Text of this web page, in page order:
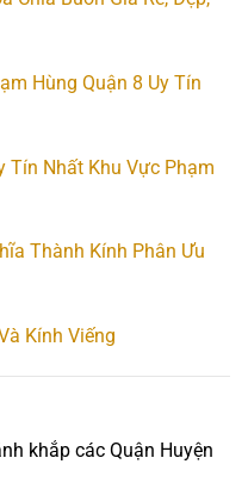
Hùng Quận 8 Uy Tín
Tín Nhất Khu Vực Phạm
Thành Kính Phân Ưu
Kính Viếng
khắp các Quận Huyện